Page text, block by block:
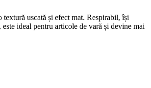
uscată și efect mat. Respirabil, își
este ideal pentru articole de vară și devine mai